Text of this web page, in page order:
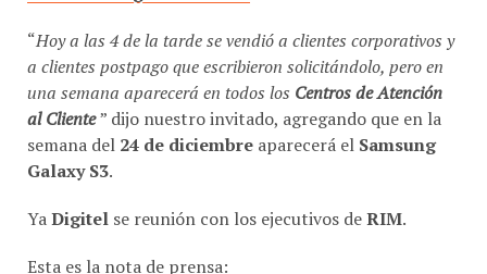
“Hoy a las 4 de la tarde se vendió a clientes corporativos y
a clientes postpago que escribieron solicitándolo, pero en
una semana aparecerá en todos los Centros de Atención
al Cliente” dijo nuestro invitado, agregando que en la
semana del 24 de diciembre aparecerá el Samsung
Galaxy S3
Ya Digitel se reunión con los ejecutivos deRIM
Esta es la nota de prensa: